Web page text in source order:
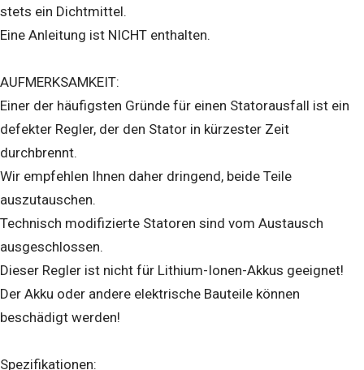
stets ein Dichtmittel.
Eine Anleitung ist NICHT enthalten.
AUFMERKSAMKEIT:
Einer der häufigsten Gründe für einen Statorausfall ist ein
defekter Regler, der den Stator in kürzester Zeit
durchbrennt.
Wir empfehlen Ihnen daher dringend, beide Teile
auszutauschen.
Technisch modifizierte Statoren sind vom Austausch
ausgeschlossen.
Dieser Regler ist nicht für Lithium-Ionen-Akkus geeignet!
Der Akku oder andere elektrische Bauteile können
beschädigt werden!
Spezifikationen: